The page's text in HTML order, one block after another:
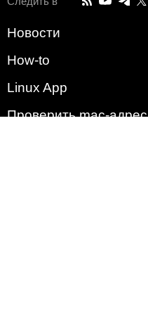
Новости
How-to
Linux App
Проверить mac-адрес